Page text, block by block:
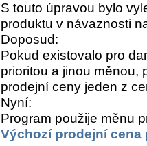
S touto úpravou bylo
produktu v návaznosti
Doposud:
Pokud existovalo pro
prioritou a jinou měnou,
prodejní ceny jeden z
Nyní:
Program použije měnu
Výchozí prodejní cena